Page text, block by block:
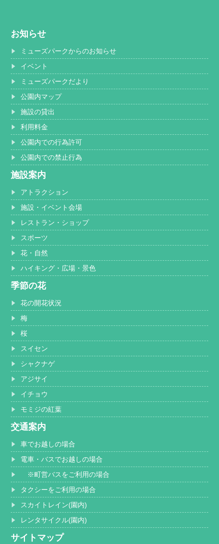
お知らせ
ミューズパークからのお知らせ
イベント
ミューズパークだより
公園内マップ
施設の貸出
利用料金
公園内での行為許可
公園内での禁止行為
施設案内
アトラクション
施設・イベント会場
レストラン・ショップ
スポーツ
花・自然
ハイキング・広場・景色
季節の花
花の開花状況
梅
桜
スイセン
シャクナゲ
アジサイ
イチョウ
モミジの紅葉
交通案内
車でお越しの場合
電車・バスでお越しの場合
※町営バスをご利用の場合
タクシーをご利用の場合
スカイトレイン(園内)
レンタサイクル(園内)
サイトマップ